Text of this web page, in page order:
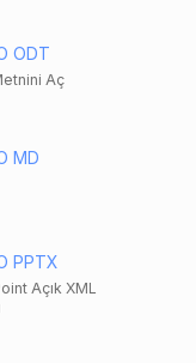
ODT
Aç
MD
PPTX
Açık XML